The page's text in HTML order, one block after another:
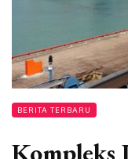
BERITA TERBARU